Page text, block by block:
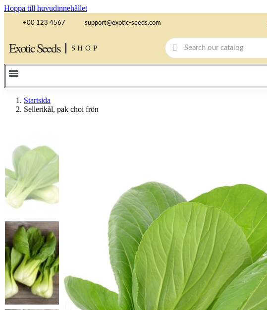
Hoppa till huvudinnehållet
+00 123 4567 support@exotic-seeds.com
Exotic Seeds SHOP
Startsida
Sellerikål, pak choi frön